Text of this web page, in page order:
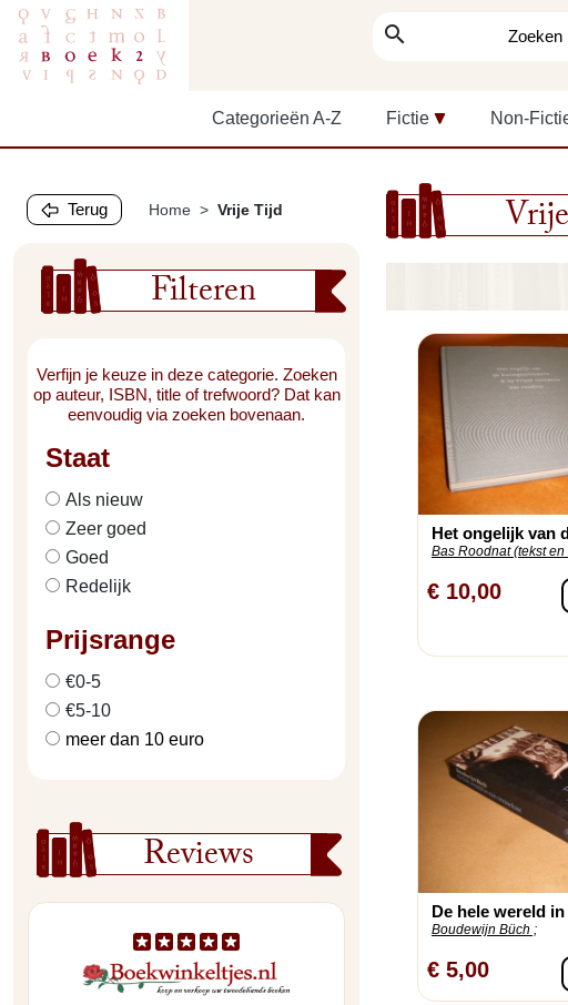
search
Categorieën A-Z Fictie Non-
Terug Home Vrije Tijd
Filteren
Verfijn je keuze in deze categorie. Zoeken
op auteur, ISBN, title of trefwoord? Dat kan
eenvoudig via zoeken bovenaan.
Staat
Als nieuw
Zeer goed
Goed
Redelijk
Prijsrange
€0-5
€5-10
meer dan 10 euro
Reviews
Het ongelijk van
Bas Roodnat (tekst
€ 10,00
De hele wereld in
Boudewijn Büch ;
€ 5,00